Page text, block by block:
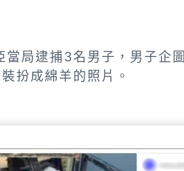
局逮捕3名男子，男子企
扮成綿羊的照片。